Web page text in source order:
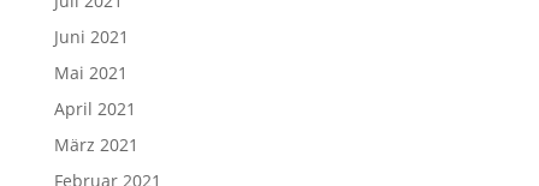
Juni 2021
Mai 2021
April 2021
März 2021
Februar 2021